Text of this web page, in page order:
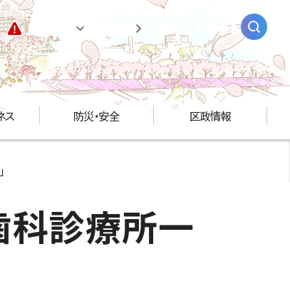
緊急情報 AIチャットボット
ス 防災・安全 区政情報
診療所一